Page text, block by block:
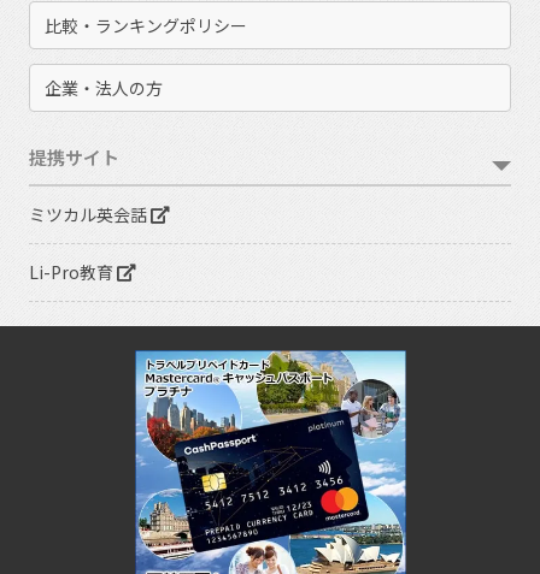
比較・ランキングポリシー
企業・法人の方
提携サイト
ミツカル英会話
Li-Pro教育